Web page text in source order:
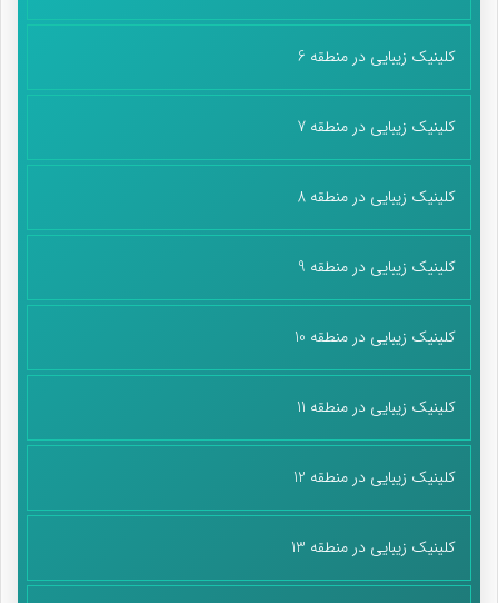
کلینیک زیبایی در منطقه 6
کلینیک زیبایی در منطقه 7
کلینیک زیبایی در منطقه 8
کلینیک زیبایی در منطقه 9
کلینیک زیبایی در منطقه 10
کلینیک زیبایی در منطقه 11
کلینیک زیبایی در منطقه 12
کلینیک زیبایی در منطقه 13